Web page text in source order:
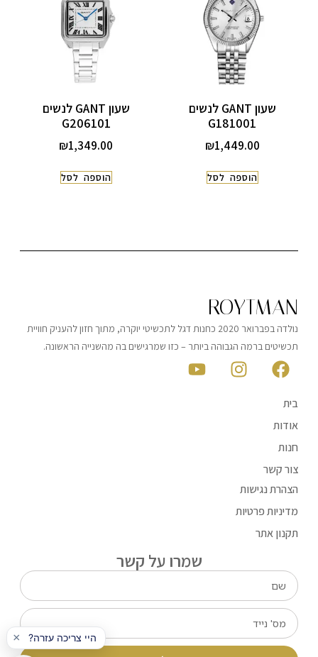
שעון GANT לנשים
G181001
₪1,449.00
הוספה לסל
שעון GANT לנשים
G206101
₪1,349.00
הוספה לסל
ROYTMAN
נולדה בפברואר 2020 כחנות דגל לתכשיטי יוקרה, מתוך חזון להעניק חוויית
תכשיטים ברמה הגבוהה ביותר – כזו שמרגישים בה מהשנייה הראשונה.
בית
אודות
חנות
צור קשר
הצהרת נגישות
מדיניות פרטיות
תקנון אתר
שמרו על קשר